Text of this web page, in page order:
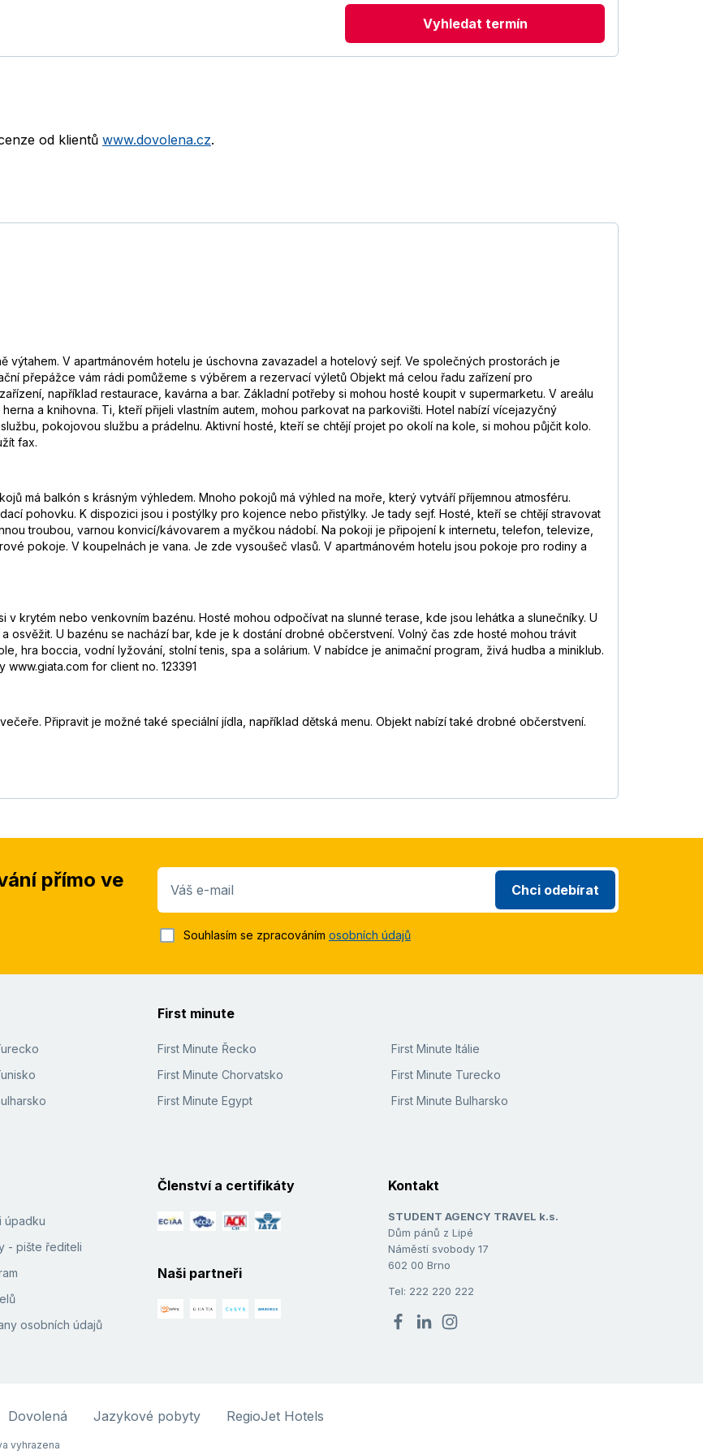
Vyhledat termín
od klientů www.dovolena.cz.
V apartmánovém hotelu je úschovna zavazadel a hotelový sejf. Ve společných prostorách je
přepážce vám rádi pomůžeme s výběrem a rezervací výletů Objekt má celou řadu zařízení pro
například restaurace, kavárna a bar. Základní potřeby si mohou hosté koupit v supermarketu. V areálu
a knihovna. Ti, kteří přijeli vlastním autem, mohou parkovat na parkovišti. Hotel nabízí vícejazyčný
pokojovou službu a prádelnu. Aktivní hosté, kteří se chtějí projet po okolí na kole, si mohou půjčit kolo.
fax.
má balkón s krásným výhledem. Mnoho pokojů má výhled na moře, který vytváří příjemnou atmosféru.
pohovku. K dispozici jsou i postýlky pro kojence nebo přistýlky. Je tady sejf. Hosté, kteří se chtějí stravovat
troubou, varnou konvicí/kávovarem a myčkou nádobí. Na pokoji je připojení k internetu, telefon, televize,
pokoje. V koupelnách je vana. Je zde vysoušeč vlasů. V apartmánovém hotelu jsou pokoje pro rodiny a
krytém nebo venkovním bazénu. Hosté mohou odpočívat na slunné terase, kde jsou lehátka a slunečníky. U
osvěžit. U bazénu se nachází bar, kde je k dostání drobné občerstvení. Volný čas zde hosté mohou trávit
hra boccia, vodní lyžování, stolní tenis, spa a solárium. V nabídce je animační program, živá hudba a miniklub.
for client no. 123391
Připravit je možné také speciální jídla, například dětská menu. Objekt nabízí také drobné občerstvení.
přímo ve
Váš e-mail Chci odebírat
Souhlasím se zpracováním osobních údajů
First minute
First Minute Řecko
First Minute Chorvatsko
First Minute Egypt
First Minute Itálie
First Minute Turecko
First Minute Bulharsko
úpadku
- pište řediteli
osobních údajů
Členství a certifikáty
Naši partneři
Kontakt
STUDENT AGENCY TRAVEL k.s.
Dům pánů z Lipé
Náměstí svobody 17
602 00 Brno
Tel: 222 220 222
Dovolená Jazykové pobyty RegioJet Hotels
vyhrazena